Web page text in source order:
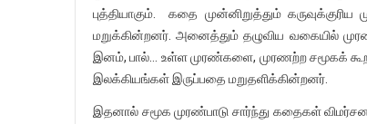
புத்தியாகும். கதை முன்னிறுத்தும்
மறுக்கின்றனர். அனைத்தும் தழுவிய வகையில்
இனம், பால்… உள்ள முரண்களை, முரணற்ற சமூகக்
இலக்கியங்கள் இருப்பதை மறுதளிக்கின்றனர்.
இதனால் சமூக முரண்பாடு சார்ந்து கதைகள்